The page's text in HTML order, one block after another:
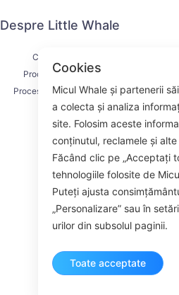
Despre Little Whale
Contactați-ne
Procesul de livrare
Procesul de rambursare
Despre noi
Cookies
Micul Whale și partenerii
a colecta și analiza
site. Folosim aceste
conținutul, reclamele și
Făcând clic pe „Acceptați
tehnologiile folosite de
Puteți ajusta
„Personalizare” sau în
urilor din subsolul paginii.
Toate acceptate